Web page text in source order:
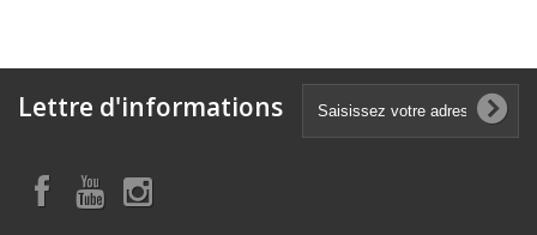
Lettre d'informations